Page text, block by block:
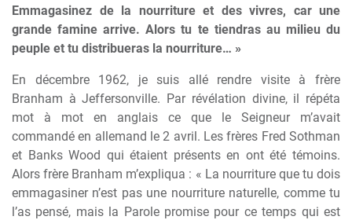
Emmagasinez de la nourriture et des vivres, car une
grande famine arrive. Alors tu te tiendras au milieu du
peuple et tu distribueras la nourriture… »
En décembre 1962, je suis allé rendre visite à frère
Branham à Jeffersonville. Par révélation divine, il répéta
mot à mot en anglais ce que le Seigneur m’avait
commandé en allemand le 2 avril. Les frères Fred Sothman
et Banks Wood qui étaient présents en ont été témoins.
Alors frère Branham m’expliqua : « La nourriture que tu dois
emmagasiner n’est pas une nourriture naturelle, comme tu
l’as pensé, mais la Parole promise pour ce temps qui est